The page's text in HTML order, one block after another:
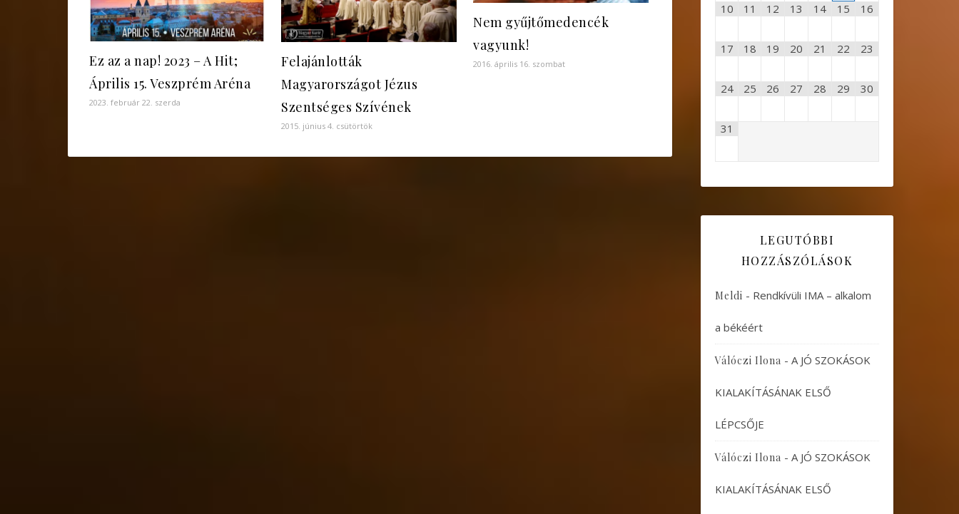
Ez az a nap! 2023 – A Hit;
Április 15. Veszprém Aréna
2023. február 22. szerda
Felajánlották
Magyarországot Jézus
Szentséges Szívének
2015. június 4. csütörtök
Nem gyűjtőmedencék
vagyunk!
2016. április 16. szombat
10 11 12 13 14 15 16
17 18 19 20 21 22 23
24 25 26 27 28 29 30
31
LEGUTÓBBI
HOZZÁSZÓLÁSOK
Meldi - Rendkívüli IMA – alkalom
a békéért
Válóczi Ilona - A JÓ SZOKÁSOK
KIALAKÍTÁSÁNAK ELSŐ
LÉPCSŐJE
Válóczi Ilona - A JÓ SZOKÁSOK
KIALAKÍTÁSÁNAK ELSŐ